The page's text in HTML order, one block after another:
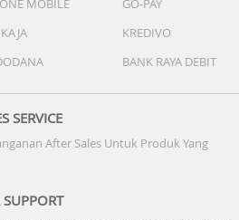
MOBILE
GO-PAY
KREDIVO
BANK RAYA DEBIT
SERVICE
After Sales Untuk Produk Yang